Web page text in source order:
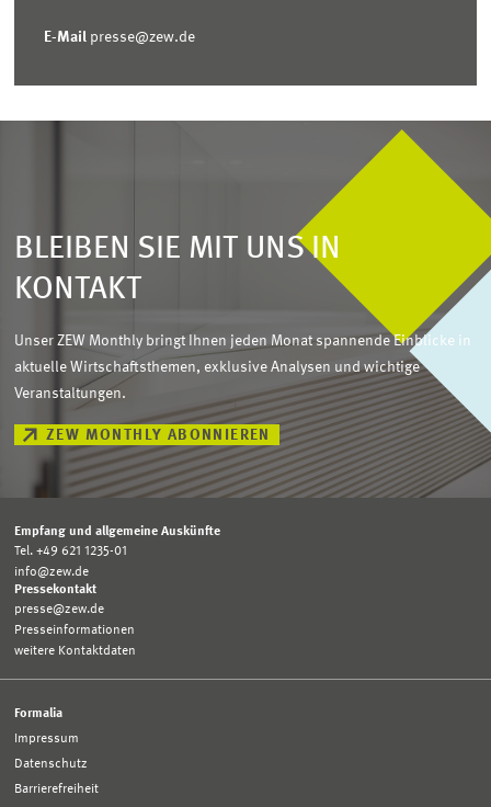
E-Mail presse@zew.de
BLEIBEN SIE MIT UNS IN
KONTAKT
Unser ZEW Monthly bringt Ihnen jeden Monat spannende Einblicke in
aktuelle Wirtschaftsthemen, exklusive Analysen und wichtige
Veranstaltungen.
ZEW MONTHLY ABONNIEREN
Empfang und allgemeine Auskünfte
Tel. +49 621 1235-01
info@zew.de
Pressekontakt
presse@zew.de
Presseinformationen
weitere Kontaktdaten
Formalia
Impressum
Datenschutz
Barrierefreiheit